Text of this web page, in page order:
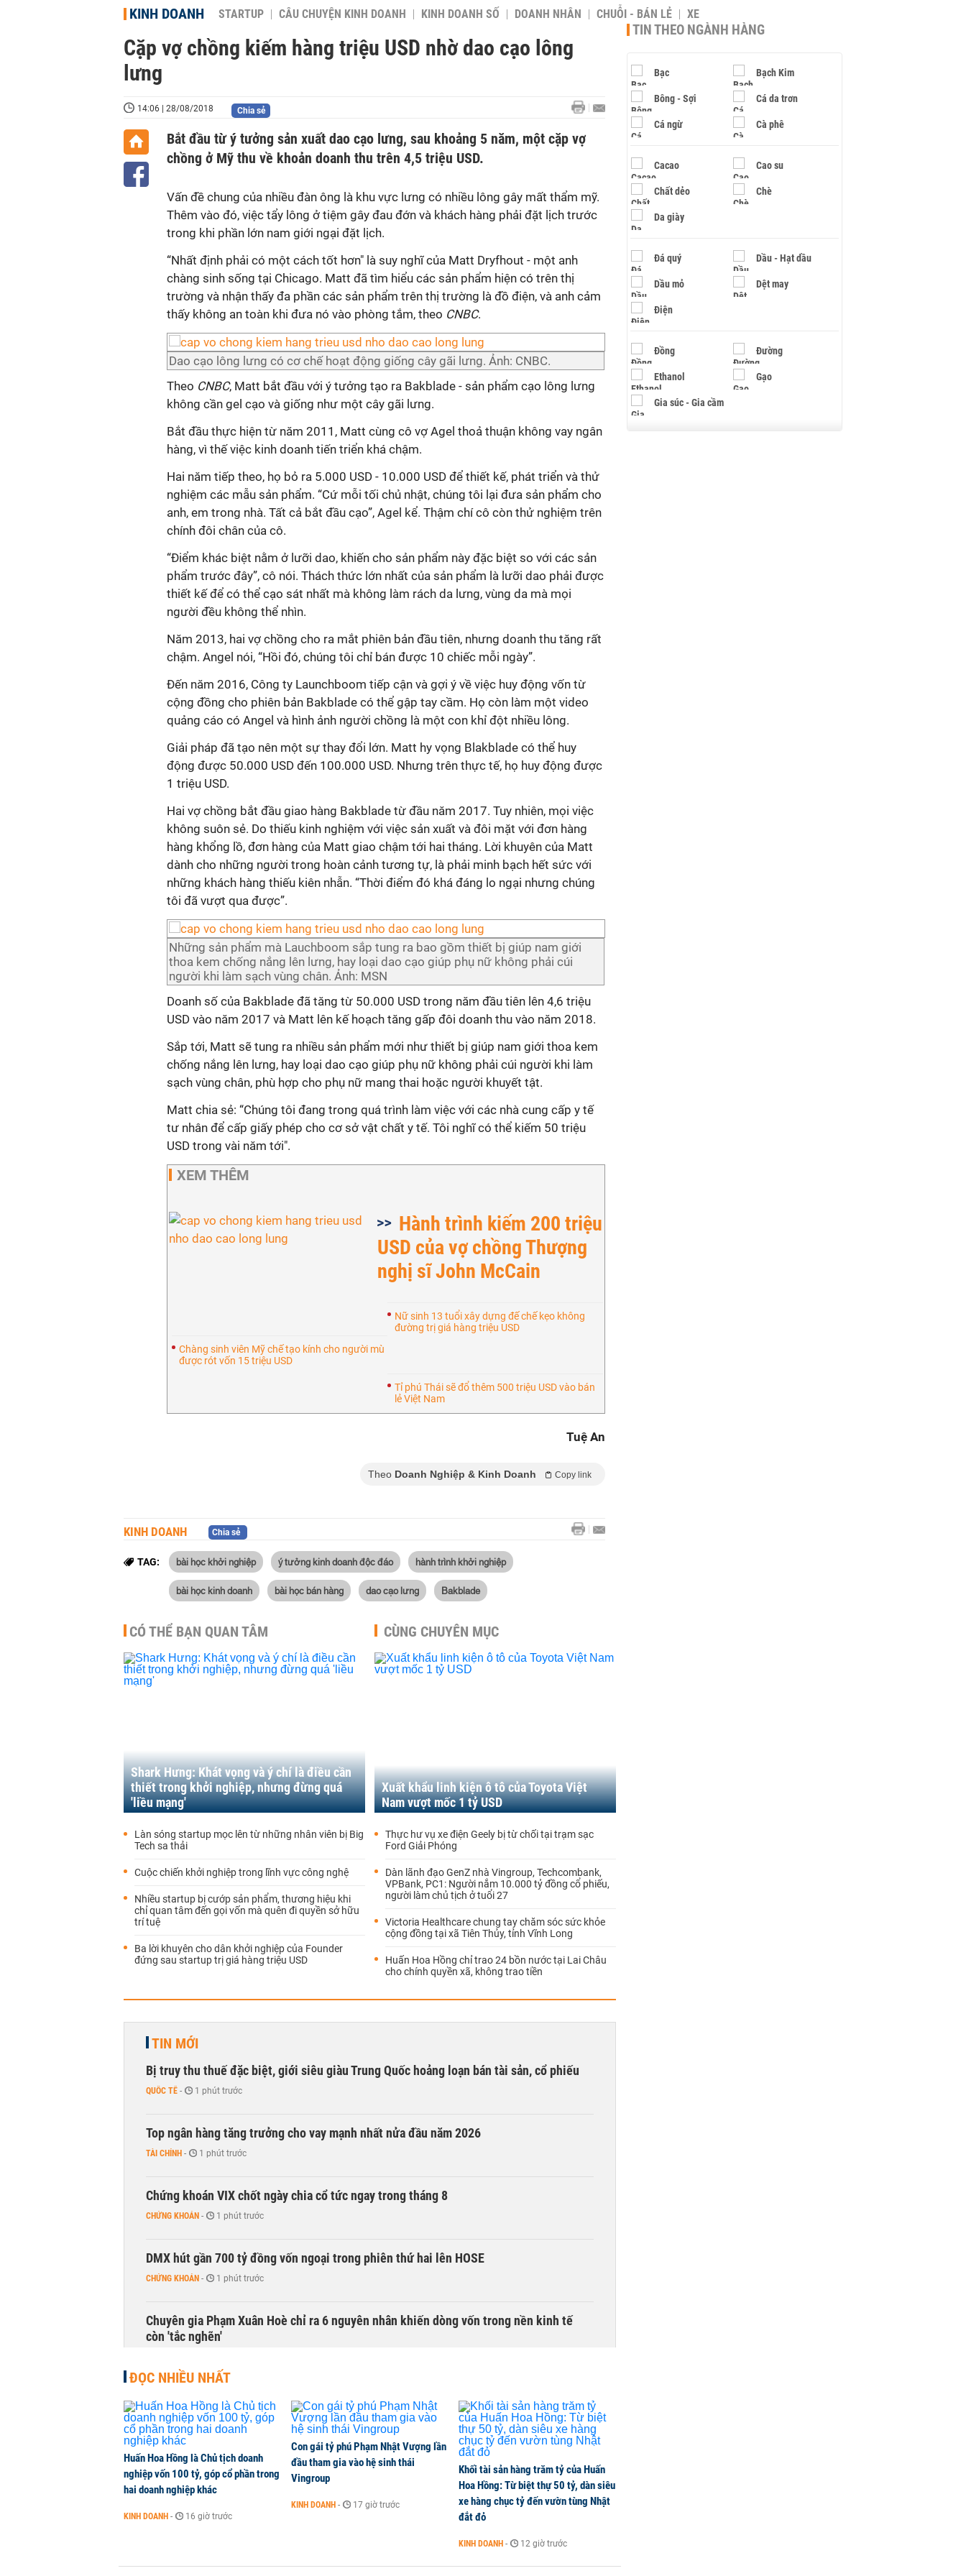
KINH DOANH STARTUP CÂU CHUYỆN KINH DOANH KINH DOANH SỐ DOANH NHÂN CHUỖI - BÁN LẺ XE
Cặp vợ chồng kiếm hàng triệu USD nhờ dao cạo lông
lưng
14:06 | 28/08/2018 Chia sẻ
Bắt đầu từ ý tưởng sản xuất dao cạo lưng, sau khoảng 5 năm, một cặp vợ
chồng ở Mỹ thu về khoản doanh thu trên 4,5 triệu USD.
Vấn đề chung của nhiều đàn ông là khu vực lưng có nhiều lông gây mất thẩm mỹ.
Thêm vào đó, việc tẩy lông ở tiệm gây đau đớn và khách hàng phải đặt lịch trước
trong khi phần lớn nam giới ngại đặt lịch.
“Nhất định phải có một cách tốt hơn" là suy nghĩ của Matt Dryfhout - một anh
chàng sinh sống tại Chicago. Matt đã tìm hiểu các sản phẩm hiện có trên thị
trường và nhận thấy đa phần các sản phẩm trên thị trường là đồ điện, và anh cảm
thấy không an toàn khi đưa nó vào phòng tắm, theo CNBC.
Dao cạo lông lưng có cơ chế hoạt động giống cây gãi lưng. Ảnh: CNBC.
Theo CNBC, Matt bắt đầu với ý tưởng tạo ra Bakblade - sản phẩm cạo lông lưng
không cần gel cạo và giống như một cây gãi lưng.
Bắt đầu thực hiện từ năm 2011, Matt cùng cô vợ Agel thoả thuận không vay ngân
hàng, vì thế việc kinh doanh tiến triển khá chậm.
Hai năm tiếp theo, họ bỏ ra 5.000 USD - 10.000 USD để thiết kế, phát triển và thử
nghiệm các mẫu sản phẩm. “Cứ mỗi tối chủ nhật, chúng tôi lại đưa sản phẩm cho
anh, em trong nhà. Tất cả bắt đầu cạo”, Agel kể. Thậm chí cô còn thử nghiệm trên
chính đôi chân của cô.
“Điểm khác biệt nằm ở lưỡi dao, khiến cho sản phẩm này đặc biệt so với các sản
phẩm trước đây”, cô nói. Thách thức lớn nhất của sản phẩm là lưỡi dao phải được
thiết kế để có thể cạo sát nhất mà không làm rách da lưng, vùng da mà mọi
người đều không thể nhìn.
Năm 2013, hai vợ chồng cho ra mắt phiên bản đầu tiên, nhưng doanh thu tăng rất
chậm. Angel nói, “Hồi đó, chúng tôi chỉ bán được 10 chiếc mỗi ngày”.
Đến năm 2016, Công ty Launchboom tiếp cận và gợi ý về việc huy động vốn từ
cộng đồng cho phiên bản Bakblade có thể gập tay cầm. Họ còn làm một video
quảng cáo có Angel và hình ảnh người chồng là một con khỉ đột nhiều lông.
Giải pháp đã tạo nên một sự thay đổi lớn. Matt hy vọng Blakblade có thể huy
động được 50.000 USD đến 100.000 USD. Nhưng trên thực tế, họ huy động được
1 triệu USD.
Hai vợ chồng bắt đầu giao hàng Bakblade từ đầu năm 2017. Tuy nhiên, mọi việc
không suôn sẻ. Do thiếu kinh nghiệm với việc sản xuất và đôi mặt với đơn hàng
hàng khổng lồ, đơn hàng của Matt giao chậm tới hai tháng. Lời khuyên của Matt
dành cho những người trong hoàn cảnh tương tự, là phải minh bạch hết sức với
những khách hàng thiếu kiên nhẫn. “Thời điểm đó khá đáng lo ngại nhưng chúng
tôi đã vượt qua được”.
Những sản phẩm mà Lauchboom sắp tung ra bao gồm thiết bị giúp nam giới
thoa kem chống nắng lên lưng, hay loại dao cạo giúp phụ nữ không phải cúi
người khi làm sạch vùng chân. Ảnh: MSN
Doanh số của Bakblade đã tăng từ 50.000 USD trong năm đầu tiên lên 4,6 triệu
USD vào năm 2017 và Matt lên kế hoạch tăng gấp đôi doanh thu vào năm 2018.
Sắp tới, Matt sẽ tung ra nhiều sản phẩm mới như thiết bị giúp nam giới thoa kem
chống nắng lên lưng, hay loại dao cạo giúp phụ nữ không phải cúi người khi làm
sạch vùng chân, phù hợp cho phụ nữ mang thai hoặc người khuyết tật.
Matt chia sẻ: “Chúng tôi đang trong quá trình làm việc với các nhà cung cấp y tế
tư nhân để cấp giấy phép cho cơ sở vật chất y tế. Tôi nghĩ có thể kiếm 50 triệu
USD trong vài năm tới".
XEM THÊM
Hành trình kiếm 200 triệu
USD của vợ chồng Thượng
nghị sĩ John McCain
Nữ sinh 13 tuổi xây dựng đế chế kẹo không
đường trị giá hàng triệu USD
Chàng sinh viên Mỹ chế tạo kính cho người mù
được rót vốn 15 triệu USD
Tỉ phú Thái sẽ đổ thêm 500 triệu USD vào bán
lẻ Việt Nam
Tuệ An
Theo Doanh Nghiệp & Kinh Doanh Copy link
KINH DOANH Chia sẻ
TAG: bài học khởi nghiệp ý tưởng kinh doanh độc đáo hành trình khởi nghiệp
bài học kinh doanh bài học bán hàng dao cạo lưng Bakblade
CÓ THỂ BẠN QUAN TÂM
Shark Hưng: Khát vọng và ý chí là điều cần
thiết trong khởi nghiệp, nhưng đừng quá
'liều mạng'
Làn sóng startup mọc lên từ những nhân viên bị Big
Tech sa thải
Cuộc chiến khởi nghiệp trong lĩnh vực công nghệ
Nhiều startup bị cướp sản phẩm, thương hiệu khi
chỉ quan tâm đến gọi vốn mà quên đi quyền sở hữu
trí tuệ
Ba lời khuyên cho dân khởi nghiệp của Founder
đứng sau startup trị giá hàng triệu USD
CÙNG CHUYÊN MỤC
Xuất khẩu linh kiện ô tô của Toyota Việt
Nam vượt mốc 1 tỷ USD
Thực hư vụ xe điện Geely bị từ chối tại trạm sạc
Ford Giải Phóng
Dàn lãnh đạo GenZ nhà Vingroup, Techcombank,
VPBank, PC1: Người nắm 10.000 tỷ đồng cổ phiếu,
người làm chủ tịch ở tuổi 27
Victoria Healthcare chung tay chăm sóc sức khỏe
cộng đồng tại xã Tiên Thủy, tỉnh Vĩnh Long
Huấn Hoa Hồng chỉ trao 24 bồn nước tại Lai Châu
cho chính quyền xã, không trao tiền
TIN MỚI
Bị truy thu thuế đặc biệt, giới siêu giàu Trung Quốc hoảng loạn bán tài sản, cổ phiếu
QUỐC TẾ - 1 phút trước
Top ngân hàng tăng trưởng cho vay mạnh nhất nửa đầu năm 2026
TÀI CHÍNH - 1 phút trước
Chứng khoán VIX chốt ngày chia cổ tức ngay trong tháng 8
CHỨNG KHOÁN - 1 phút trước
DMX hút gần 700 tỷ đồng vốn ngoại trong phiên thứ hai lên HOSE
CHỨNG KHOÁN - 1 phút trước
Chuyên gia Phạm Xuân Hoè chỉ ra 6 nguyên nhân khiến dòng vốn trong nền kinh tế
còn 'tắc nghẽn'
ĐỌC NHIỀU NHẤT
Huấn Hoa Hồng là Chủ tịch doanh
nghiệp vốn 100 tỷ, góp cổ phần trong
hai doanh nghiệp khác
KINH DOANH - 16 giờ trước
Con gái tỷ phú Phạm Nhật Vượng lần
đầu tham gia vào hệ sinh thái
Vingroup
KINH DOANH - 17 giờ trước
Khối tài sản hàng trăm tỷ của Huấn
Hoa Hồng: Từ biệt thự 50 tỷ, dàn siêu
xe hàng chục tỷ đến vườn tùng Nhật
đắt đỏ
KINH DOANH - 12 giờ trước
TIN THEO NGÀNH HÀNG
Bạc Bạch Kim
Bông - Sợi Cá da trơn
Cá ngừ Cà phê
Cacao Cao su
Chất dẻo Chè
Da giày
Đá quý Dầu - Hạt dầu
Dầu mỏ Dệt may
Điện
Đồng Đường
Ethanol Gạo
Gia súc - Gia cầm